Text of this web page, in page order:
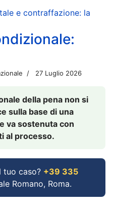
e contraffazione: la
27 Luglio 2026
della pena non si
sulla base di una
va sostenuta con
al processo.
tuo caso? +39 335
Romano, Roma.